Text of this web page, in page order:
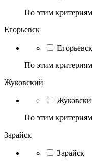
По этим
Егорьевск
Егорьевск
По этим
Жуковский
По этим
Зарайск
Зарайск